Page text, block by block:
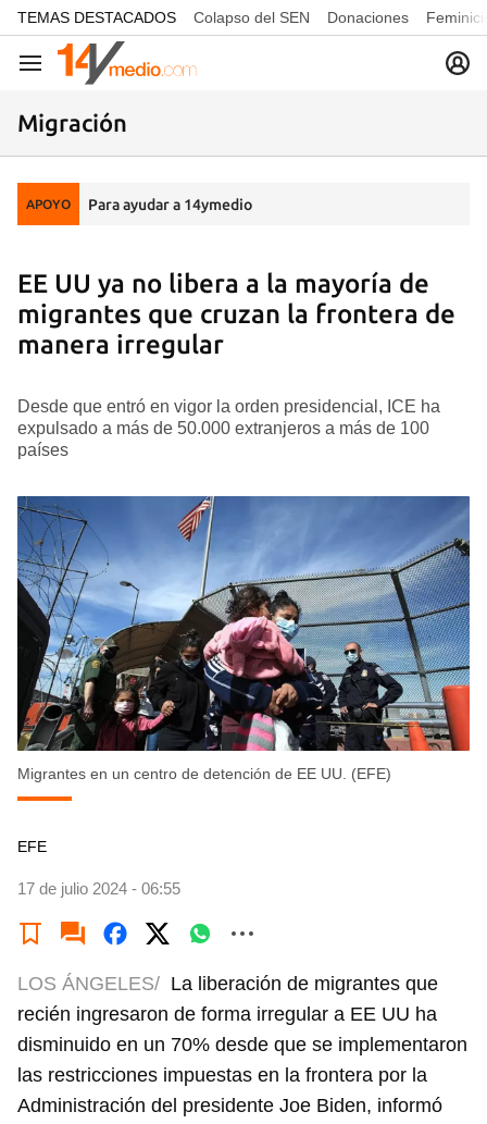
common.go-to-content
TEMAS DESTACADOS Colapso del SEN Donaciones
Navegación
Migración
APOYO Para ayudar a 14ymedio
EE UU ya no libera a la mayoría de
migrantes que cruzan la frontera de
manera irregular
Desde que entró en vigor la orden presidencial, ICE ha
expulsado a más de 50.000 extranjeros a más de 100
países
Migrantes en un centro de detención de EE UU. (EFE)
EFE
17 de julio 2024 - 06:55
LOS ÁNGELES/ La liberación de migrantes que
recién ingresaron de forma irregular a EE UU ha
disminuido en un 70% desde que se implementaron
las restricciones impuestas en la frontera por la
Administración del presidente Joe Biden, informó